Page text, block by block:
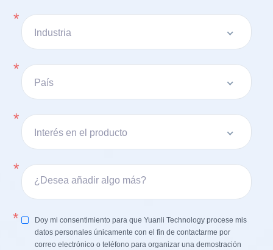
*
Industria
*
País
*
Interés en el producto
*
¿Desea añadir algo más?
*
Doy mi consentimiento para que Yuanli Technology procese mis
datos personales únicamente con el fin de contactarme por
correo electrónico o teléfono para organizar una demostración